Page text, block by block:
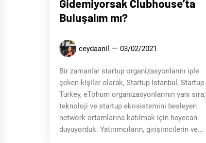
Gidemiyorsak Clubhouse’ta
Buluşalım mı?
ceydaanil 03/02/2021
Bir zamanlar startup organizasyonlarını iple
çeken kişiler olarak, Startup İstanbul, Startup
Turkey, eTohum organizasyonlarının yanı sıra;
teknoloji ve startup ekosistemini besleyen
network ortamlarına katılmak için heyecan
duyuyorduk. Yatırımcıların, girişimcilerin ve...